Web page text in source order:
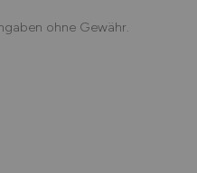
ohne Gewähr.